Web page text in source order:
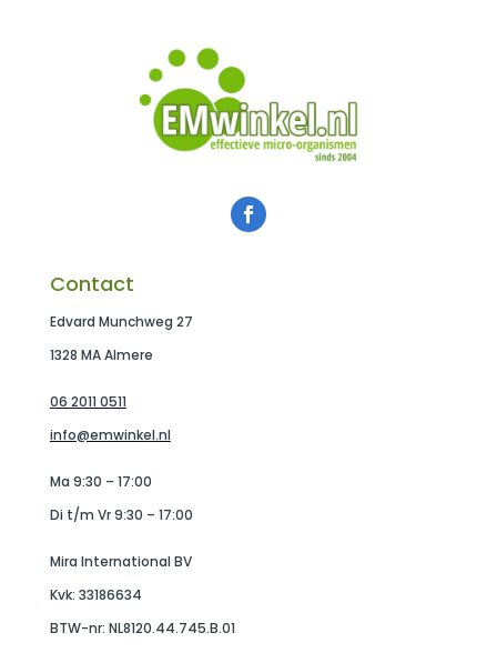
Contact
Edvard Munchweg 27
1328 MA Almere
06 2011 0511
info@emwinkel.nl
Ma 9:30 – 17:00
Di t/m Vr 9:30 – 17:00
Mira International BV
Kvk: 33186634
BTW-nr: NL8120.44.745.B.01